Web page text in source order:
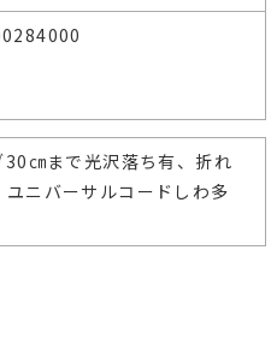
30㎝まで光沢落ち有、折れ
ユニバーサルコードしわ多